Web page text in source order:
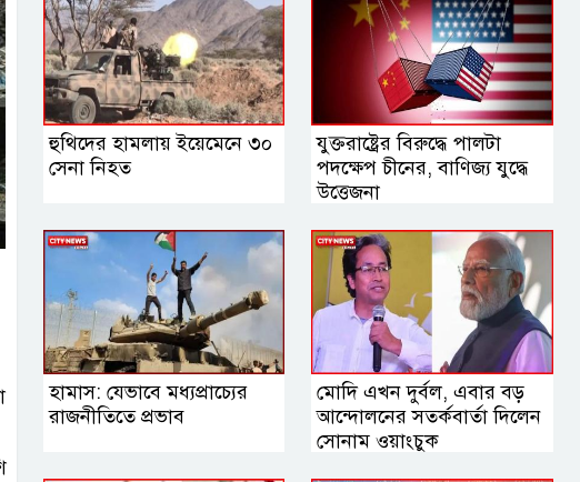
হুথিদের হামলায় ইয়েমেনে ৩০
সেনা নিহত
যুক্তরাষ্ট্রের বিরুদ্ধে পালটা
পদক্ষেপ চীনের, বাণিজ্য যুদ্ধে
‍উত্তেজনা
হামাস: যেভাবে মধ্যপ্রাচ্যের
রাজনীতিতে প্রভাব
মোদি এখন দুর্বল, এবার বড়
আন্দোলনের সতর্কবার্তা দিলেন
সোনাম ওয়াংচুক